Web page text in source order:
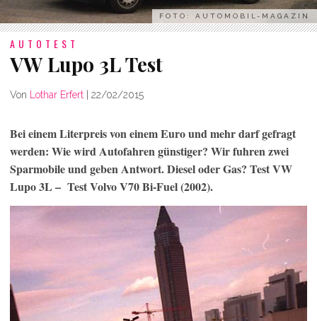
FOTO: AUTOMOBIL-MAGAZIN
AUTOTEST
VW Lupo 3L Test
Von Lothar Erfert | 22/02/2015
Bei einem Literpreis von einem Euro und mehr darf gefragt
werden: Wie wird Autofahren günstiger? Wir fuhren zwei
Sparmobile und geben Antwort. Diesel oder Gas? Test VW
Lupo 3L – Test Volvo V70 Bi-Fuel (2002).